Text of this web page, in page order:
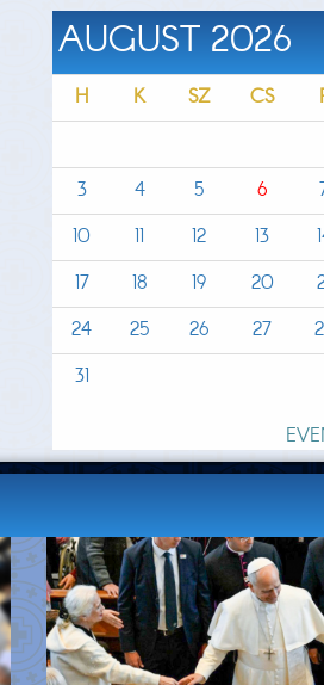
AUGUST 2026
H K SZ CS
3
4 5 6
10
11 12 13
17
18 19 20
24
25 26 27
31